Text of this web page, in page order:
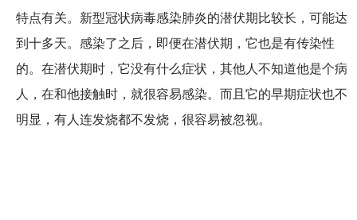
特点有关。新型冠状病毒感染肺炎的潜伏期比较长，可能达
到十多天。感染了之后，即便在潜伏期，它也是有传染性
的。在潜伏期时，它没有什么症状，其他人不知道他是个病
人，在和他接触时，就很容易感染。而且它的早期症状也不
明显，有人连发烧都不发烧，很容易被忽视。